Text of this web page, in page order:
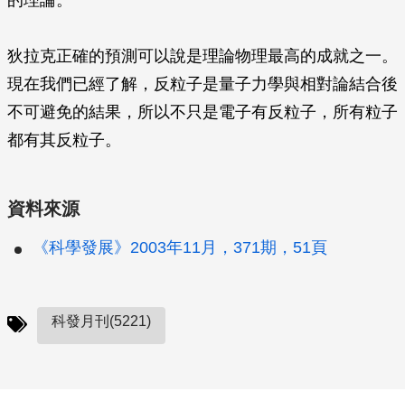
狄拉克正確的預測可以說是理論物理最高的成就之一。
現在我們已經了解，反粒子是量子力學與相對論結合後
不可避免的結果，所以不只是電子有反粒子，所有粒子
都有其反粒子。
資料來源
《科學發展》2003年11月，371期，51頁
科發月刊(5221)